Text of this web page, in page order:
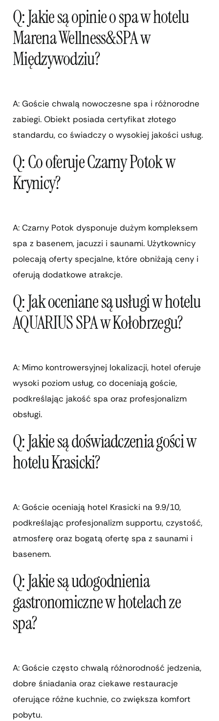
Q: Jakie są opinie o spa w hotelu
Marena Wellness&SPA w
Międzywodziu?
A: Goście chwalą nowoczesne spa i różnorodne
zabiegi. Obiekt posiada certyfikat złotego
standardu, co świadczy o wysokiej jakości usług.
Q: Co oferuje Czarny Potok w
Krynicy?
A: Czarny Potok dysponuje dużym kompleksem
spa z basenem, jacuzzi i saunami. Użytkownicy
polecają oferty specjalne, które obniżają ceny i
oferują dodatkowe atrakcje.
Q: Jak oceniane są usługi w hotelu
AQUARIUS SPA w Kołobrzegu?
A: Mimo kontrowersyjnej lokalizacji, hotel oferuje
wysoki poziom usług, co doceniają goście,
podkreślając jakość spa oraz profesjonalizm
obsługi.
Q: Jakie są doświadczenia gości w
hotelu Krasicki?
A: Goście oceniają hotel Krasicki na 9.9/10,
podkreślając profesjonalizm supportu, czystość,
atmosferę oraz bogatą ofertę spa z saunami i
basenem.
Q: Jakie są udogodnienia
gastronomiczne w hotelach ze
spa?
A: Goście często chwalą różnorodność jedzenia,
dobre śniadania oraz ciekawe restauracje
oferujące różne kuchnie, co zwiększa komfort
pobytu.